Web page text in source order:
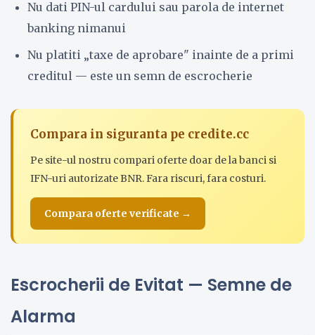
Nu dati PIN-ul cardului sau parola de internet
banking nimanui
Nu platiti „taxe de aprobare" inainte de a primi
creditul — este un semn de escrocherie
Compara in siguranta pe credite.cc
Pe site-ul nostru compari oferte doar de la banci si
IFN-uri autorizate BNR. Fara riscuri, fara costuri.
Compara oferte verificate →
Escrocherii de Evitat — Semne de
Alarma